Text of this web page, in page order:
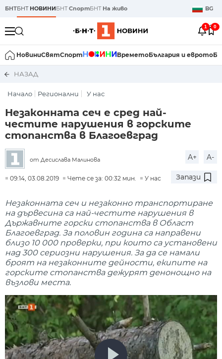
БНТБНТ НОВИНИБНТСпортБНТ На живо BG
1 0
НовиниСвятСпорт ВреметоБългария и еврото
НАЗАД
Начало Регионални У нас
Незаконната сеч е сред най-
честите нарушения в горските
стопанства в Благоевград
от Десислава Малинова A+ A-
09:14, 03.08.2019 Чете се за: 00:32 мин. У нас Запази
Незаконната сеч и незаконно транспортиране
на дървесина са най-честите нарушения в
Държавните горски стопанства в Област
Благоевград. За половин година са направени
близо 10 000 проверки, при които са установени
над 300 сериозни нарушения. За да се намали
броят на незаконните дейности, екипите на
горските стопанства дежурят денонощно на
възлови места.